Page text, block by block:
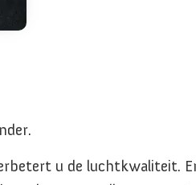
u de luchtkwaliteit.